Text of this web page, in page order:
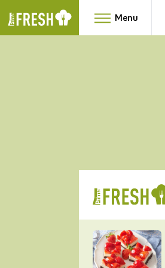
Menu
RYCHLOVKY